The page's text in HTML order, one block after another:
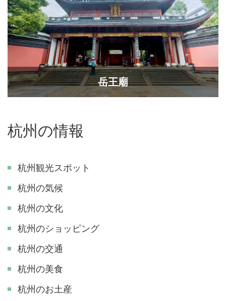
岳王廟
杭州の情報
杭州観光スポット
杭州の気候
杭州の文化
杭州のショッピング
杭州の交通
杭州の美食
杭州のお土産